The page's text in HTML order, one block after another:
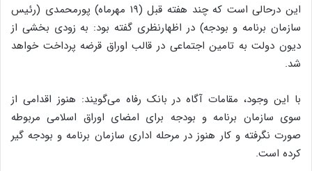
این درحالی است که چند هفته قبل (۱۹ مهرماه) پورمحمدی (رئیس
سازمان برنامه و بودجه) در اظهارنظری گفته بود: به زودی بخشی از
دیون دولت به تامین اجتماعی در قالب اوراق قرضه پرداخت خواهد
شد.
با این وجود، مقامات آگاه در بانک رفاه می‌گویند: هنوز اقدامی از
سوی سازمان برنامه و بودجه برای امضای اوراق اسلامی مربوطه
صورت نگرفته و کار هنوز در مرحله اداری سازمان برنامه و بودجه گیر
کرده است.